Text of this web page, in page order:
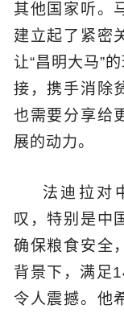
其他国家听。
建立起了紧密
让“昌明大马”
接，携手消除
也需要分享给
展的动力。
法迪拉对
叹，特别是中
确保粮食安全
背景下，满足
令人震撼。他